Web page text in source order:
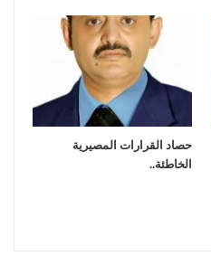
حصاد القرارات المصيرية
الخاطئة..